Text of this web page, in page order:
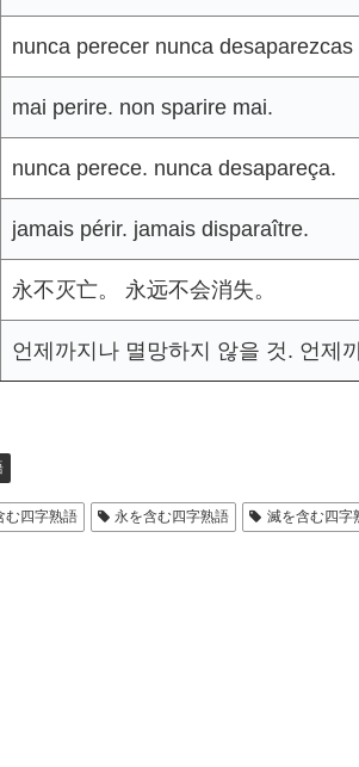
nunca perecer nunca desaparezcas
mai perire. non sparire mai.
nunca perece. nunca desapareça.
jamais périr. jamais disparaître.
永不灭亡。 永远不会消失。
언제까지나 멸망하지 않을 것. 언제
む四字熟語 永を含む四字熟語 滅を含む四字